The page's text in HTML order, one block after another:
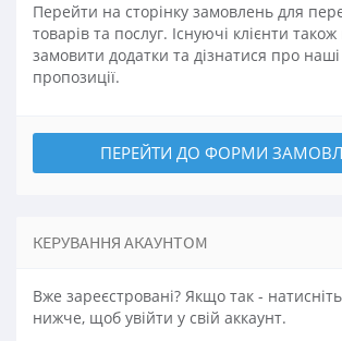
Перейти на сторінку замовлень для
товарів та послуг. Існуючі клієнти
замовити додатки та дізнатися про наші
пропозиції.
ПЕРЕЙТИ ДО ФОРМИ
КЕРУВАННЯ АКАУНТОМ
Вже зареєстровані? Якщо так -
нижче, щоб увійти у свій аккаунт.